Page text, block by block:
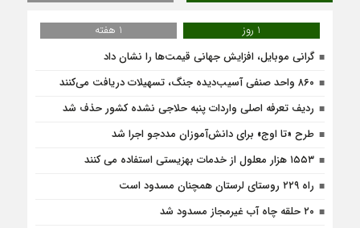
1 روز
1 هفته
گرانی موبایل، افزایش جهانی قیمت‌ها را نشان داد
۸۶۰ واحد صنفی آسیب‌دیده جنگ، تسهیلات دریافت می‌کنند
ردیف تعرفه اصلی واردات پنبه حلاجی نشده کشور حذف شد
طرح «تا اوج» برای دانش‌آموزان مددجو اجرا شد
۱۵۵۳ هزار معلول از خدمات بهزیستی استفاده می کنند
راه ۲۲۹ روستای لرستان همچنان مسدود است
۲۰ حلقه چاه آب غیرمجاز مسدود شد